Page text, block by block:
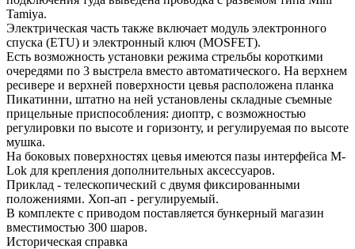
Tamiya.
Электрическая часть также включает модуль электронного
спуска (ETU) и электронный ключ (MOSFET).
Есть возможность установки режима стрельбы короткими
очередями по 3 выстрела вместо автоматического. На верхнем
ресивере и верхней поверхности цевья расположена планка
Пикатинни, штатно на ней установлены складные съемные
прицельные приспособления: диоптр, с возможностью
регулировки по высоте и горизонту, и регулируемая по высоте
мушка.
На боковых поверхностях цевья имеются пазы интерфейса M-
Lok для крепления дополнительных аксессуаров.
Приклад - телескопический с двумя фиксированными
положениями. Хоп-ап - регулируемый.
В комплекте с приводом поставляется бункерный магазин
вместимостью 300 шаров.
Историческая справка